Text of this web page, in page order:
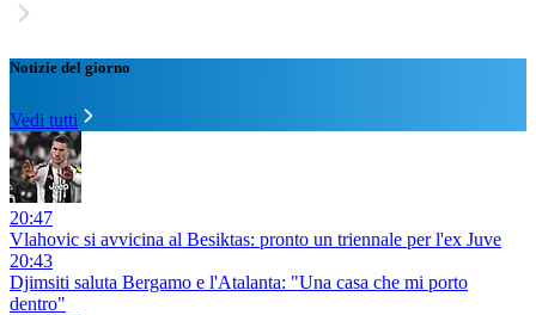
Notizie del giorno
Vedi tutti
20:47
Vlahovic si avvicina al Besiktas: pronto un triennale per l'ex Juve
20:43
Djimsiti saluta Bergamo e l'Atalanta: "Una casa che mi porto
dentro"